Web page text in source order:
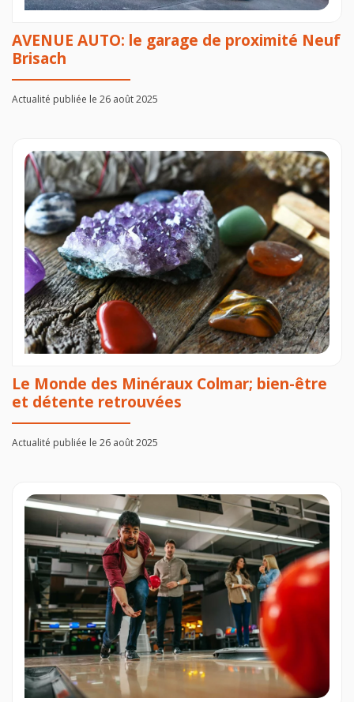
AVENUE AUTO: le garage de proximité Neuf
Brisach
Actualité publiée le 26 août 2025
Le Monde des Minéraux Colmar; bien-être
et détente retrouvées
Actualité publiée le 26 août 2025